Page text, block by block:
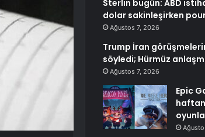
Sterlin bugün: ABD
dolar sakinleşirken
Ağustos 7, 2026
Trump İran
söyledi; Hürmüz
Ağustos 7, 2026
Epic